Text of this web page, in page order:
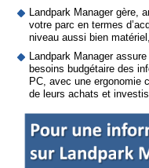
Landpark Manager gère,
votre parc en termes
niveau aussi bien
Landpark Manager
besoins budgétaire des
PC, avec une ergonomie
de leurs achats et